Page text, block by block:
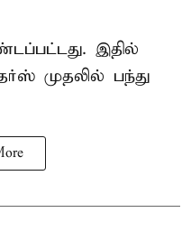
இதில்
முதலில் பந்து